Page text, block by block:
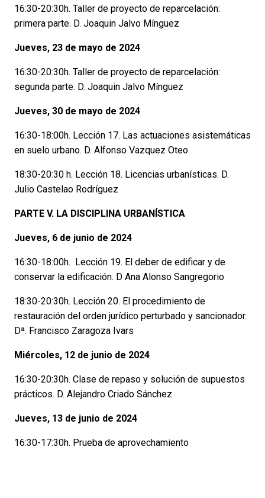
16:30-20:30h. Taller de proyecto de reparcelación:
primera parte. D. Joaquin Jalvo Mínguez
Jueves, 23 de mayo de 2024
16:30-20:30h. Taller de proyecto de reparcelación:
segunda parte. D. Joaquin Jalvo Mínguez
Jueves, 30 de mayo de 2024
16:30-18:00h. Lección 17. Las actuaciones asistemáticas
en suelo urbano. D. Alfonso Vazquez Oteo
18:30-20:30 h. Lección 18. Licencias urbanísticas. D.
Julio Castelao Rodríguez
PARTE V. LA DISCIPLINA URBANÍSTICA
Jueves, 6 de junio de 2024
16:30-18:00h.
Lección 19. El deber de edificar y de
conservar la edificación. D Ana Alonso Sangregorio
18:30-20:30h. Lección 20. El procedimiento de
restauración del orden jurídico perturbado y sancionador.
Dª. Francisco Zaragoza Ivars
Miércoles, 12 de junio de 2024
16:30-20:30h. Clase de repaso y solución de supuestos
prácticos. D. Alejandro Criado Sánchez
Jueves, 13 de junio de 2024
16:30-17:30h. Prueba de aprovechamiento